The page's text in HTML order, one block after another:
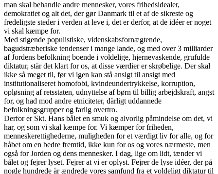
man skal behandle andre mennesker, vores frihedsidealer,
demokratiet og alt det, der gør Danmark til et af de sikreste og
fredeligste steder i verden at leve i, det er derfor, at de idéer er noget
vi skal kæmpe for.
Med stigende populistiske, videnskabsfornægtende,
bagudstræberiske tendenser i mange lande, og med over 3 milliarder
af Jordens befolkning boende i voldelige, hjernevaskende, grufulde
diktatur, står det klart for os, at disse værdier er skrøbelige. Der skal
ikke så meget til, før vi igen kan stå ansigt til ansigt med
institutionaliseret homofobi, kvindeundertrykkelse, korruption,
opløsning af retsstaten, udnyttelse af børn til billig arbejdskraft, angst
for, og had mod andre etniciteter, dårligt uddannede
befolkningsgrupper og farlig overtro.
Derfor er Skt. Hans bålet en smuk og alvorlig påmindelse om det, vi
har, og som vi skal kæmpe for. Vi kæmper for friheden,
menneskerettighederne, muligheden for et værdigt liv for alle, og for
håbet om en bedre fremtid, ikke kun for os og vores nærmeste, men
også for Jorden og dens mennesker. I dag, lige om lidt, tænder vi
bålet og fejrer lyset. Fejrer at vi er oplyst. Fejrer de lyse idéer, der på
nogle hundrede år ændrede vores samfund fra et voldeligt diktatur til